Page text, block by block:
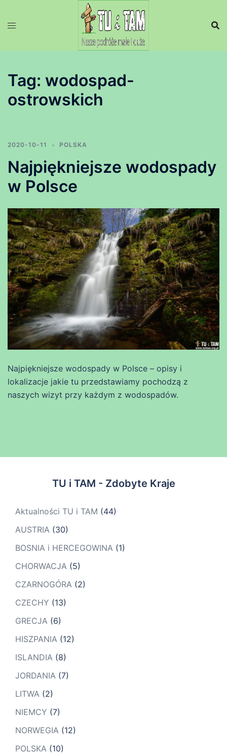
Tag: wodospad-
ostrowskich
2020-10-11 POLSKA
Najpiękniejsze wodospady
w Polsce
Najpiękniejsze wodospady w Polsce – opisy i
lokalizacje jakie tu przedstawiamy pochodzą z
naszych wizyt przy każdym z wodospadów.
TU i TAM - Zdobyte Kraje
Aktualności TU i TAM (44)
AUSTRIA (30)
BOSNIA i HERCEGOWINA (1)
CHORWACJA (5)
CZARNOGÓRA (2)
CZECHY (13)
GRECJA (6)
HISZPANIA (12)
ISLANDIA (8)
JORDANIA (7)
LITWA (2)
NIEMCY (7)
NORWEGIA (12)
POLSKA (10)